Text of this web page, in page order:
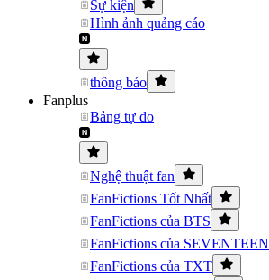
Sự kiện
Hình ảnh quảng cáo
thông báo
Fanplus
Bảng tự do
Nghệ thuật fan
FanFictions Tốt Nhất
FanFictions của BTS
FanFictions của SEVENTEEN
FanFictions của TXT